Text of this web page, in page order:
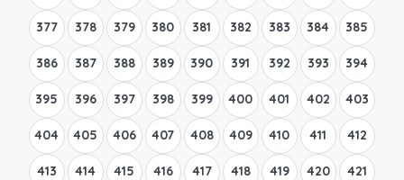
377 378 379 380 381 382 383 384 385
386 387 388 389 390 391 392 393 394
395 396 397 398 399 400 401 402 403
404 405 406 407 408 409 410 411 412
413 414 415 416 417 418 419 420 421